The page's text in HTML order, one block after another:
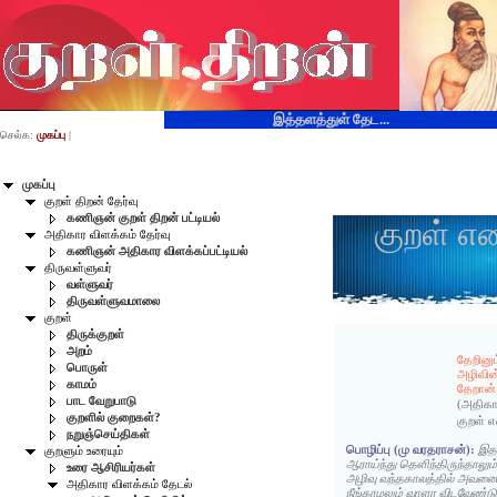
இத்தளத்துள் தேட...
முகப்பு
குறள் திறன் தேர்வு
கணிஞன் குறள் திறன் பட்டியல்
அதிகார விளக்கம் தேர்வு
கணிஞன் அதிகார விளக்கப்பட்டியல்
திருவள்ளுவர்
வள்ளுவர்
திருவள்ளுவமாலை
குறள்
திருக்குறள்
அறம்
பொருள்
காமம்
பாட வேறுபாடு
குறளில் குறைகள்?
நறுஞ்செய்திகள்
குறளும் உரையும்
உரை ஆசிரியர்கள்
அதிகார விளக்கம் தேடல்
செல்க: முகப்பு |
குறள்
குறள்
பொழிப்பு (மு வரதராசன்):
ஆராய்ந்து
அழிவு வந்தகாலத்தில்
நீங்காமலும் வாளா